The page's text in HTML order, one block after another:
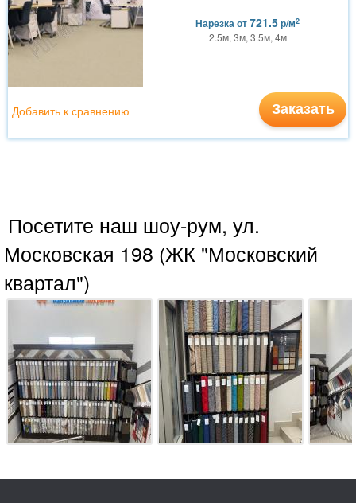
Нарезкаот721.5р/м2
2.5м, 3м, 3.5м, 4м
Заказать
Добавить к сравнению
Посетите наш шоу-рум, ул.
Московская 198 (ЖК "Московский
квартал")